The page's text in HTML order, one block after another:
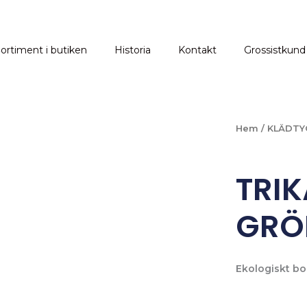
i butiken Historia Kontakt Grossistkund
Hem /
Ekologiskt